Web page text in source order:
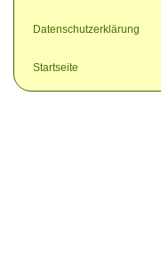
Datenschutzerklärung
Startseite